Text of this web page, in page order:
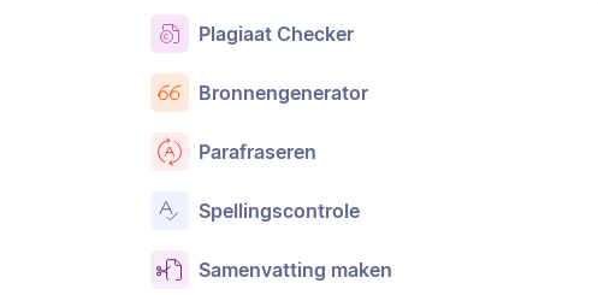
Plagiaat Checker
Bronnengenerator
Parafraseren
Spellingscontrole
Samenvatting maken